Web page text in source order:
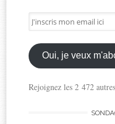
J'inscris
mon
email
ici
Oui, je veux
Rejoignez les 2 472